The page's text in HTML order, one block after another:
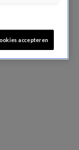
accepteren